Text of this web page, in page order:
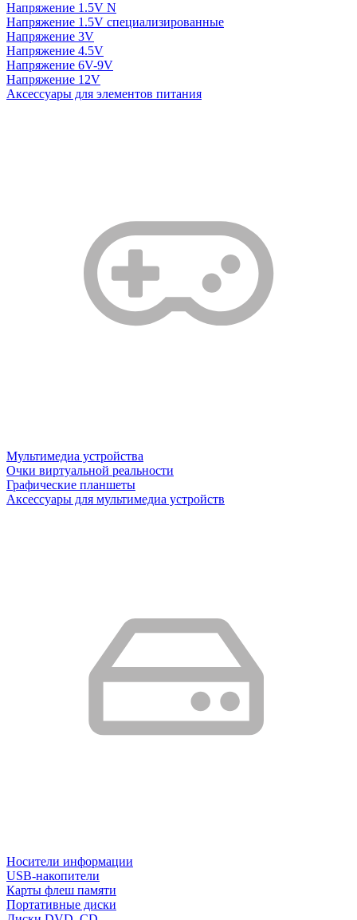
Напряжение 1.5V N
Напряжение 1.5V специализированные
Напряжение 3V
Напряжение 4.5V
Напряжение 6V-9V
Напряжение 12V
Аксессуары для элементов питания
Мультимедиа устройства
Очки виртуальной реальности
Графические планшеты
Аксессуары для мультимедиа устройств
Носители информации
USB-накопители
Карты флеш памяти
Портативные диски